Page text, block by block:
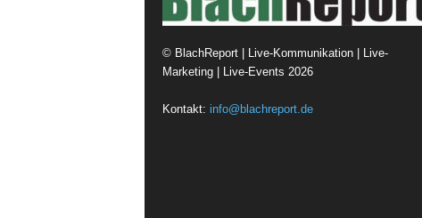
© BlachReport | Live-Kommunikation | Live-
Marketing | Live-Events 2026
Kontakt: info@blachreport.de